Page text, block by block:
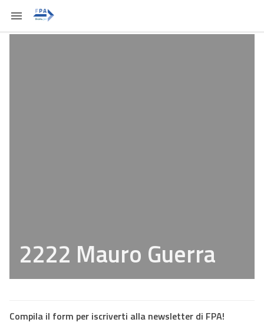
2222 Mauro Guerra
Compila il form per iscriverti alla newsletter di FPA!